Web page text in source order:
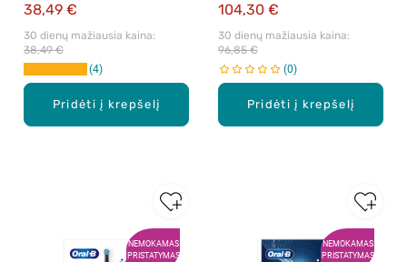
Pridėti į krepšelį
38,49 €
30 dienų mažiausia kaina:
38,49 €
4
Pridėti į krepšelį
104,30 €
30 dienų mažiausia kaina:
96,85 €
0
NEMOKAMAS
PRISTATYMAS
NEMOKAMAS
PRISTATYMAS